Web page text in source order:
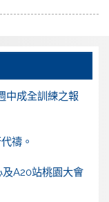
中成全訓練之報
禱。
A20站桃園大會